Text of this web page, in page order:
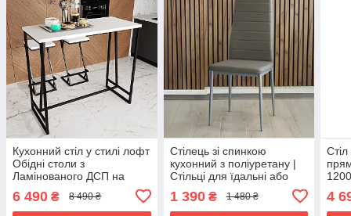
Кухонний стіл у стилі лофт
Обідні столи з
Ламінованого ДСП на
6 490 ₴ 8 490 ₴
Стілець зі спинкою
кухонний з поліуретану |
Стільці для їдальні або
кафе на металевих ніжках
1 390₴ 1 480 ₴ 4